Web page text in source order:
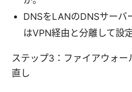
DNSをLANのDNSサーバ
はVPN経由と分離して設定
ステップ3：ファイアウォー
直し